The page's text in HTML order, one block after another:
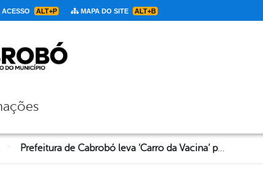
ALT+P MAPA DO SITE ALT+B
Prefeitura de Cabrobó leva ‘Carro da Vacina’ para três localidades no início de fevereiro